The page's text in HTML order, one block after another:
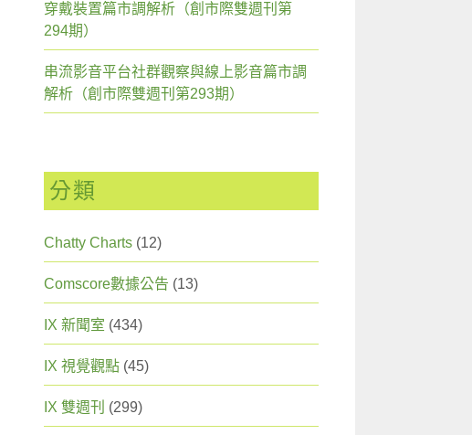
穿戴裝置篇市調解析（創市際雙週刊第
294期）
串流影音平台社群觀察與線上影音篇市調
解析（創市際雙週刊第293期）
分類
Chatty Charts (12)
Comscore數據公告 (13)
IX 新聞室 (434)
IX 視覺觀點 (45)
IX 雙週刊 (299)